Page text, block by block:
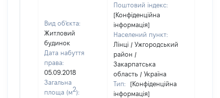
Вид об'єкта:
Житловий
будинок
Дата набуття
права:
05.09.2018
Загальна
площа (м2):
Поштовий індекс:
[Конфіденційна
інформація]
Населений пункт:
Лінці / Ужгородський
район /
Закарпатська
область / Україна
Тип:
[Конфіденційна
інформація]